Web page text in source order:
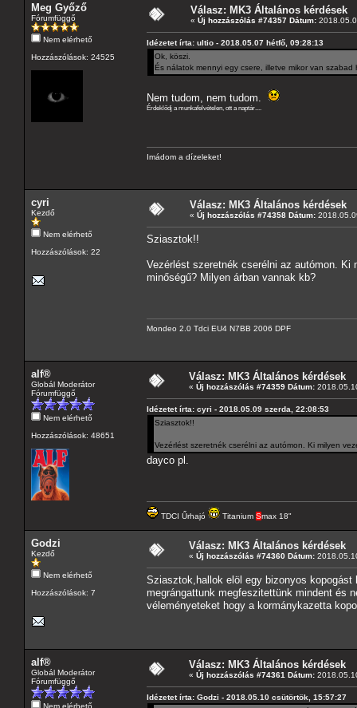
Meg Győző
Fórumfüggő
Nem elérhető
Hozzászólások: 24525
Válasz: MK3 Általános kérdések
« Új hozzászólás #74357 Dátum:
Idézetet írta: ultio - 2018.05.07 hétfő, 09:28:13
Ok, köszi.
És nálatok mennyi egy csere, illetve mikor van szabad
Nem tudom, nem tudom.
Érdeklődj a munkafelvételen, ott a naptár....
Imádom a dízeleket!
cyri
Kezdő
Nem elérhető
Hozzászólások: 22
Válasz: MK3 Általános kérdések
« Új hozzászólás #74358 Dátum:
Sziasztok!!
Vezérlést szeretnék cserélni az autómon.
minőségű? Milyen árban vannak kb?
Mondeo 2.0 Tdci EU4 N7BB 2006 DPF
alf®
Globál Moderátor
Fórumfüggő
Nem elérhető
Hozzászólások: 48651
Válasz: MK3 Általános kérdések
« Új hozzászólás #74359 Dátum:
Idézetet írta: cyri - 2018.05.09 szerda, 22:08:53
Sziasztok!!
Vezérlést szeretnék cserélni az autómon. Ki milyen
dayco pl.
TDCI Űrhajó Titanium Smax 18"
Godzi
Kezdő
Nem elérhető
Hozzászólások: 7
Válasz: MK3 Általános kérdések
« Új hozzászólás #74360 Dátum:
Sziasztok,hallok elöl egy bizonyos
megrángattunk megfeszitettünk mindent és
véleményeteket hogy a kormánykazetta
alf®
Globál Moderátor
Fórumfüggő
Nem elérhető
Válasz: MK3 Általános kérdések
« Új hozzászólás #74361 Dátum:
Idézetet írta: Godzi - 2018.05.10 csütörtök, 15:57:27